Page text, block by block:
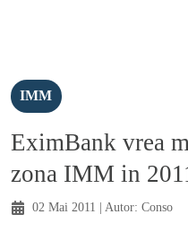
IMM
EximBank vrea
zona IMM in
02 Mai 2011 | Autor: Conso